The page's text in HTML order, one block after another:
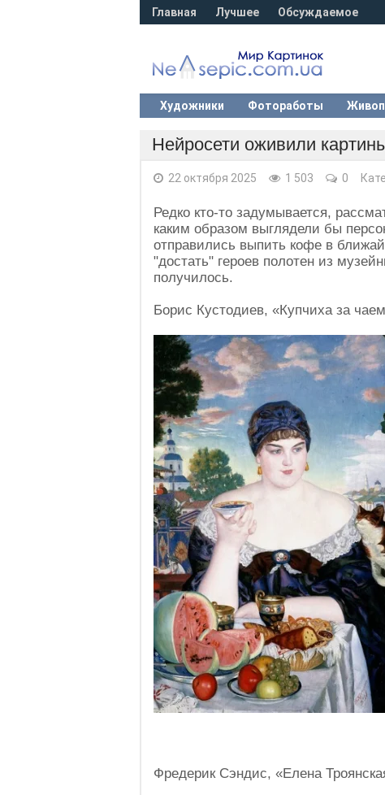
Главная Лучшее Обсуждаемое
Художники Фотоработы
Нейросети оживили
22 октября 2025 1 503 0
Редко кто-то задумывается,
каким образом выглядели бы
отправились выпить кофе в
"достать" героев полотен из
получилось.
Борис Кустодиев, «Купчиха за
Фредерик Сэндис, «Елена